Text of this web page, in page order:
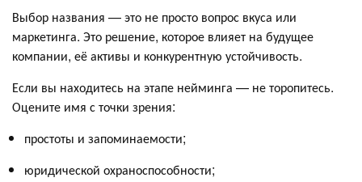
Выбор названия — это не просто вопрос вкуса или
маркетинга. Это решение, которое влияет на будущее
компании, её активы и конкурентную устойчивость.
Если вы находитесь на этапе нейминга — не торопитесь.
Оцените имя с точки зрения:
простоты и запоминаемости;
юридической охраноспособности;